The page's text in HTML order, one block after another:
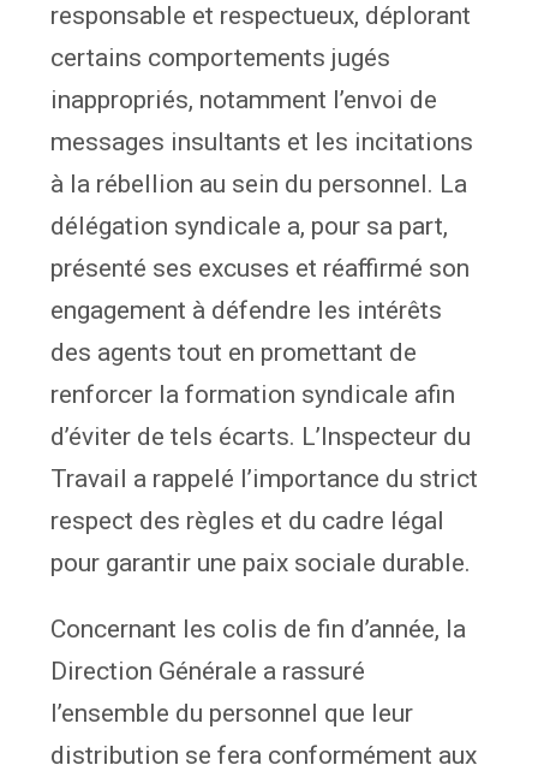
responsable et respectueux, déplorant
certains comportements jugés
inappropriés, notamment l’envoi de
messages insultants et les incitations
à la rébellion au sein du personnel. La
délégation syndicale a, pour sa part,
présenté ses excuses et réaffirmé son
engagement à défendre les intérêts
des agents tout en promettant de
renforcer la formation syndicale afin
d’éviter de tels écarts. L’Inspecteur du
Travail a rappelé l’importance du strict
respect des règles et du cadre légal
pour garantir une paix sociale durable.
Concernant les colis de fin d’année, la
Direction Générale a rassuré
l’ensemble du personnel que leur
distribution se fera conformément aux